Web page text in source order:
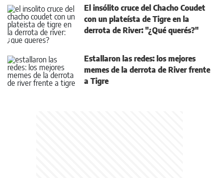
El insólito cruce del Chacho Coudet
con un plateísta de Tigre en la
derrota de River: "¿Qué querés?"
Estallaron las redes: los mejores
memes de la derrota de River frente
a Tigre